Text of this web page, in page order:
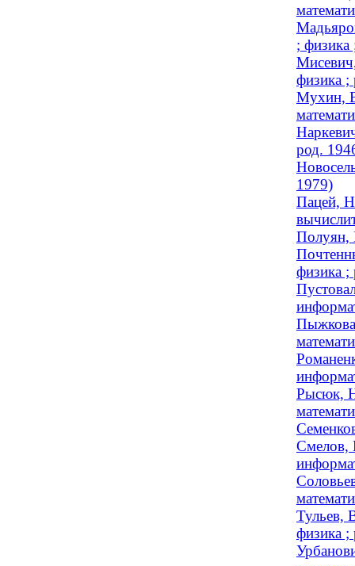
; физика
физика ;
Мухин,
род.
1979)
Пацей,
Полуян,
физика ;
Рысюк,
Смелов,
Тульев,
физика ;